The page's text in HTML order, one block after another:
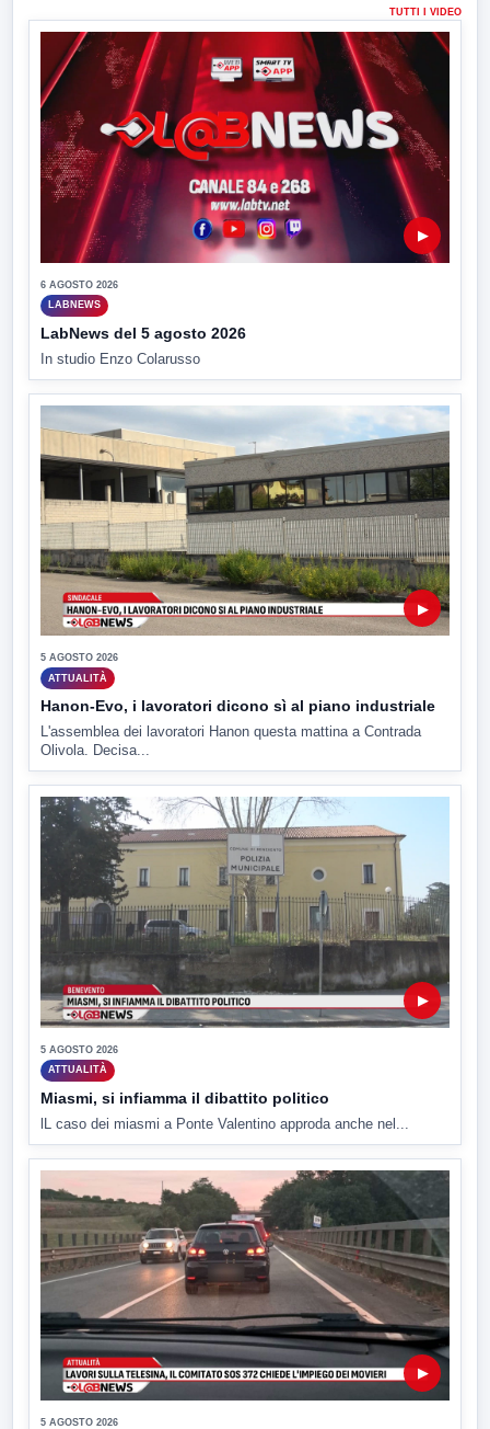
TUTTI I VIDEO
▶
6 AGOSTO 2026
LABNEWS
LabNews del 5 agosto 2026
In studio Enzo Colarusso
▶
5 AGOSTO 2026
ATTUALITÀ
Hanon-Evo, i lavoratori dicono sì al piano industriale
L'assemblea dei lavoratori Hanon questa mattina a Contrada
Olivola. Decisa...
▶
5 AGOSTO 2026
ATTUALITÀ
Miasmi, si infiamma il dibattito politico
lL caso dei miasmi a Ponte Valentino approda anche nel...
▶
5 AGOSTO 2026